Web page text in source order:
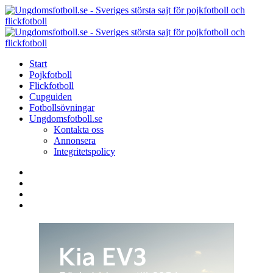
Menu
Search
Menu
Start
Pojkfotboll
Flickfotboll
Cupguiden
Fotbollsövningar
Ungdomsfotboll.se
Kontakta oss
Annonsera
Integritetspolicy